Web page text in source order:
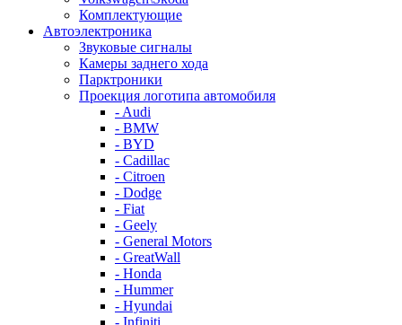
Комплектующие
Автоэлектроника
Звуковые сигналы
Камеры заднего хода
Парктроники
Проекция логотипа автомобиля
- Audi
- BMW
- BYD
- Cadillac
- Citroen
- Dodge
- Fiat
- Geely
- General Motors
- GreatWall
- Honda
- Hummer
- Hyundai
- Infiniti